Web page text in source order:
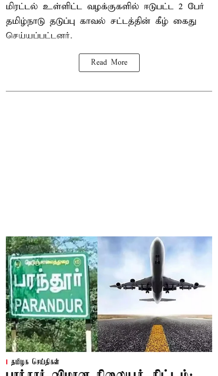
மிரட்டல் உள்ளிட்ட வழக்குகளில் ஈடுபட்ட 2 பேர்
தமிழ்நாடு தடுப்பு காவல் சட்டத்தின் கீழ் கைது
செய்யப்பட்டனர்.
Read More
தமிழக செய்திகள்